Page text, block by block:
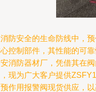
防安全的生命防线中，
控制部件，其性能的可
消防器材厂，凭借其在
现为广大客户提供
作用报警阀现货供应，